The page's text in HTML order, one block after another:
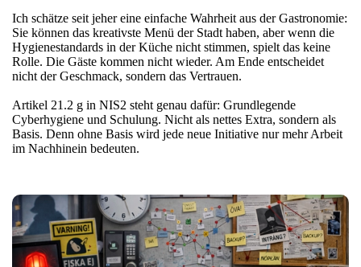
Ich schätze seit jeher eine einfache Wahrheit aus der Gastronomie:
Sie können das kreativste Menü der Stadt haben, aber wenn die
Hygienestandards in der Küche nicht stimmen, spielt das keine
Rolle. Die Gäste kommen nicht wieder. Am Ende entscheidet
nicht der Geschmack, sondern das Vertrauen.
Artikel 21.2 g in NIS2 steht genau dafür: Grundlegende
Cyberhygiene und Schulung. Nicht als nettes Extra, sondern als
Basis. Denn ohne Basis wird jede neue Initiative nur mehr Arbeit
im Nachhinein bedeuten.